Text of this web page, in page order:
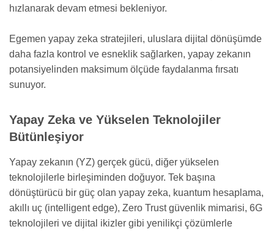
hızlanarak devam etmesi bekleniyor.
Egemen yapay zeka stratejileri, uluslara dijital dönüşümde
daha fazla kontrol ve esneklik sağlarken, yapay zekanın
potansiyelinden maksimum ölçüde faydalanma fırsatı
sunuyor.
Yapay Zeka ve Yükselen Teknolojiler
Bütünleşiyor
Yapay zekanın (YZ) gerçek gücü, diğer yükselen
teknolojilerle birleşiminden doğuyor. Tek başına
dönüştürücü bir güç olan yapay zeka, kuantum hesaplama,
akıllı uç (intelligent edge), Zero Trust güvenlik mimarisi, 6G
teknolojileri ve dijital ikizler gibi yenilikçi çözümlerle